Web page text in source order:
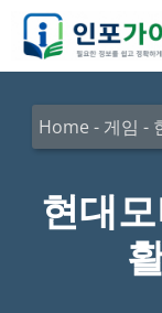
Home - 게임 -
현대